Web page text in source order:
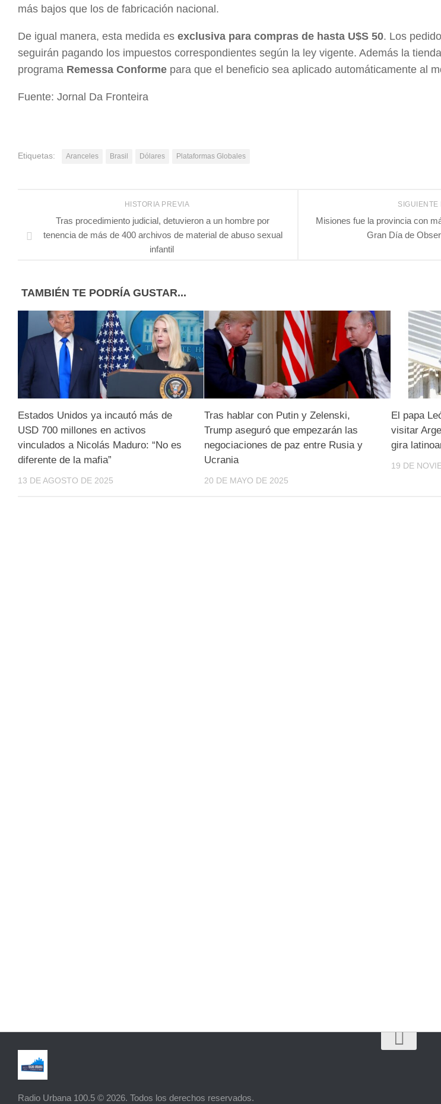
más bajos que los de fabricación nacional.
De igual manera, esta medida es exclusiva para compras de hasta U$S 50. Los
seguirán pagando los impuestos correspondientes según la ley vigente. Además la
programa Remessa Conforme para que el beneficio sea aplicado automáticamente al
Fuente: Jornal Da Fronteira
Etiquetas: Aranceles Brasil Dólares Plataformas Globales
SIGUIENTE
Misiones fue la provincia con
Gran Día de
HISTORIA PREVIA
Tras procedimiento judicial, detuvieron a un hombre por
tenencia de más de 400 archivos de material de abuso sexual
infantil
TAMBIÉN TE PODRÍA GUSTAR...
Estados Unidos ya incautó más de
USD 700 millones en activos
vinculados a Nicolás Maduro: “No es
diferente de la mafia”
13 DE AGOSTO DE 2025
Tras hablar con Putin y Zelenski,
Trump aseguró que empezarán las
negociaciones de paz entre Rusia y
Ucrania
20 DE MAYO DE 2025
El papa
visitar
gira
19 DE
Radio Urbana 100.5 © 2026. Todos los derechos reservados.